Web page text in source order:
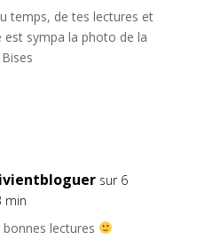
temps, de tes lectures et
sympa la photo de la
sur 6
min
lectures